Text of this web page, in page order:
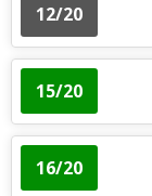
12/20
15/20
16/20